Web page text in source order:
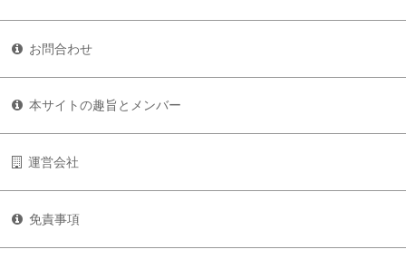
お問合わせ
本サイトの趣旨とメンバー
運営会社
免責事項